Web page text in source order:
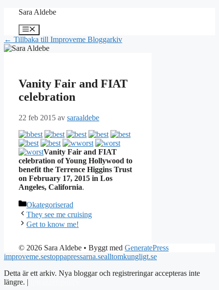
Hoppa
innehåll
Sara Aldebe
Meny
← Tillbaka till Improveme Bloggarkiv
Vanity Fair and FIAT
celebration
22 feb 2015 av saraaldebe
Vanity Fair and FIAT
celebration of Young Hollywood to
benefit the Terrence Higgins Trust
on February 17, 2015 in Los
Angeles, California.
Kategorier
Okategoriserad
They see me cruising
Get to know me!
© 2026 Sara Aldebe • Byggt med GeneratePress
improveme.sestoppapressarna.sealltomkungligt.se
Detta är ett arkiv. Nya bloggar och registreringar accepteras inte
längre. |